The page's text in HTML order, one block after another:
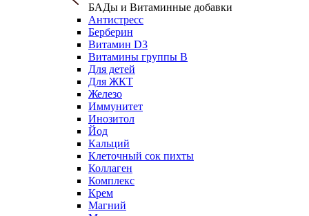
БАДы и Витаминные добавки
Антистресс
Берберин
Витамин D3
Витамины группы B
Для детей
Для ЖКТ
Железо
Иммунитет
Инозитол
Йод
Кальций
Клеточный сок пихты
Коллаген
Комплекс
Крем
Магний